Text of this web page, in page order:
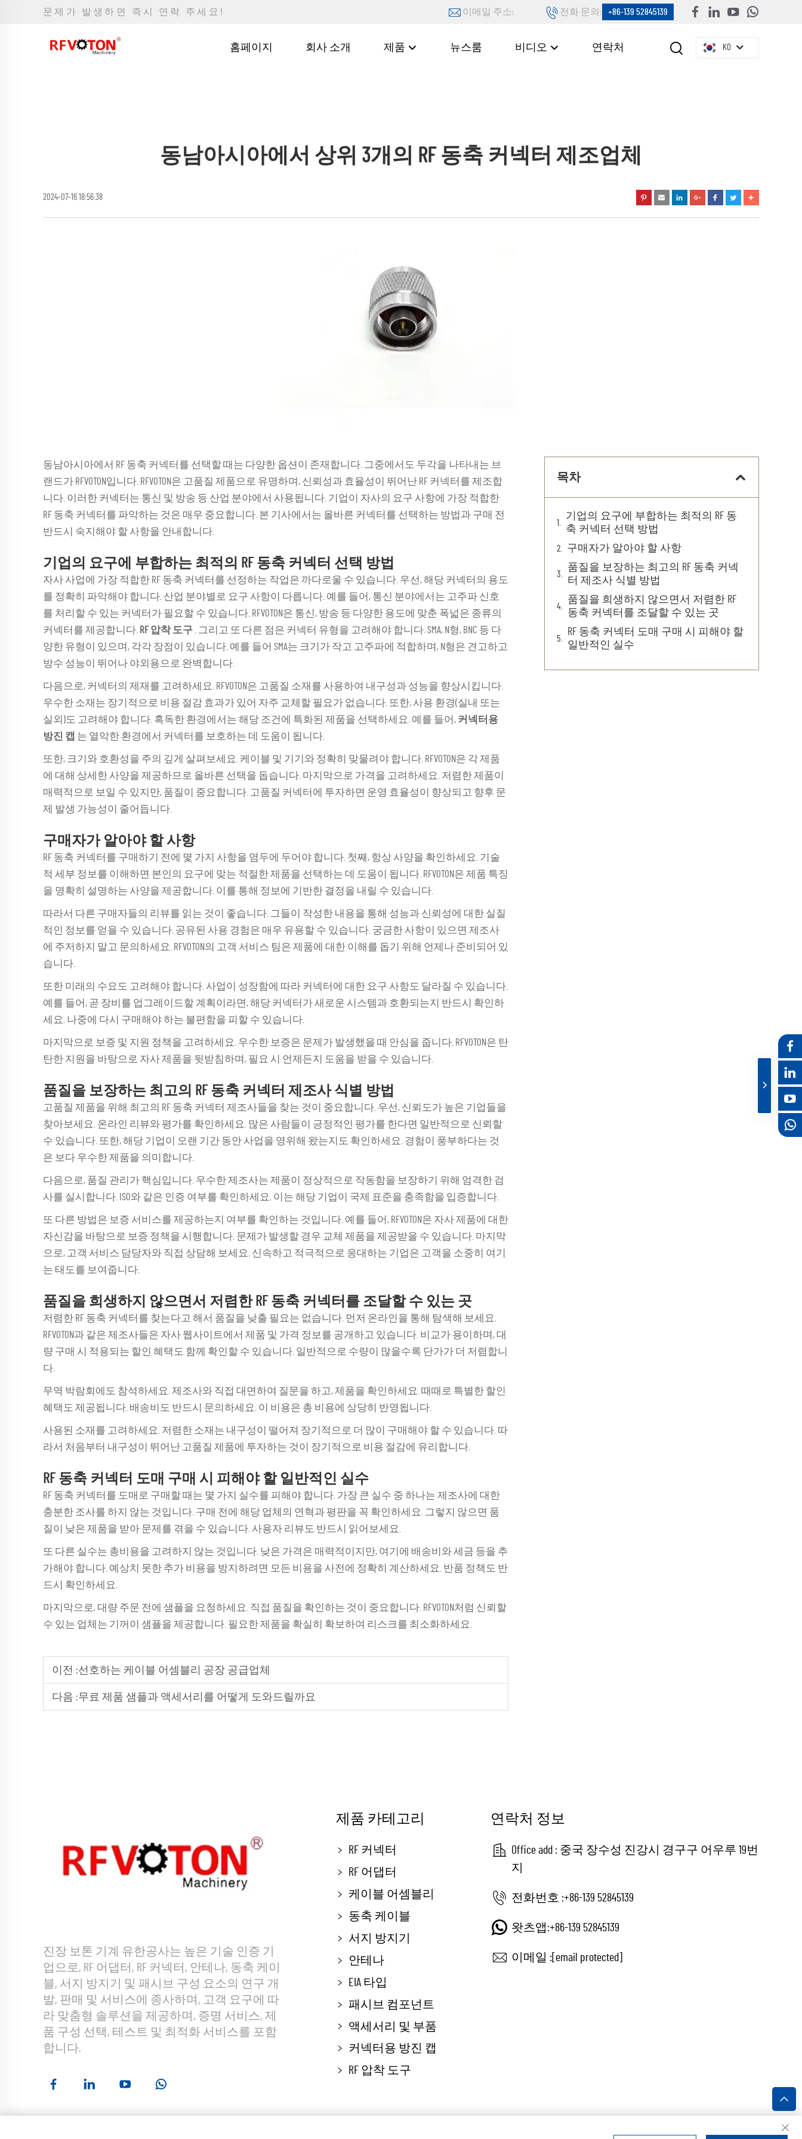
문제가 발생하면 즉시 연락 주세요! 이메일 주소: 전화 문의: +86-139 52845139
홈페이지 회사 소개 제품 뉴스룸 비디오 연락처 KO
동남아시아에서 상위 3개의 RF 동축 커넥터 제조업체
2024-07-16 18:56:38
동남아시아에서 RF 동축 커넥터를 선택할 때는 다양한 옵션이 존재합니다. 그중에서도 두각을 나타내는 브
랜드가 RFVOTON입니다. RFVOTON은 고품질 제품으로 유명하며, 신뢰성과 효율성이 뛰어난 RF 커넥터를 제조합
니다. 이러한 커넥터는 통신 및 방송 등 산업 분야에서 사용됩니다. 기업이 자사의 요구 사항에 가장 적합한
RF 동축 커넥터를 파악하는 것은 매우 중요합니다. 본 기사에서는 올바른 커넥터를 선택하는 방법과 구매 전
반드시 숙지해야 할 사항을 안내합니다.
기업의 요구에 부합하는 최적의 RF 동축 커넥터 선택 방법
자사 사업에 가장 적합한 RF 동축 커넥터를 선정하는 작업은 까다로울 수 있습니다. 우선, 해당 커넥터의 용도
를 정확히 파악해야 합니다. 산업 분야별로 요구 사항이 다릅니다. 예를 들어, 통신 분야에서는 고주파 신호
를 처리할 수 있는 커넥터가 필요할 수 있습니다. RFVOTON은 통신, 방송 등 다양한 용도에 맞춘 폭넓은 종류의
커넥터를 제공합니다. RF 압착 도구
. 그리고 또 다른 점은 커넥터 유형을 고려해야 합니다. SMA, N형, BNC 등 다
양한 유형이 있으며, 각각 장점이 있습니다. 예를 들어 SMA는 크기가 작고 고주파에 적합하며, N형은 견고하고
방수 성능이 뛰어나 야외용으로 완벽합니다.
다음으로, 커넥터의 제재를 고려하세요. RFVOTON은 고품질 소재를 사용하여 내구성과 성능을 향상시킵니다.
우수한 소재는 장기적으로 비용 절감 효과가 있어 자주 교체할 필요가 없습니다. 또한, 사용 환경(실내 또는
실외)도 고려해야 합니다. 혹독한 환경에서는 해당 조건에 특화된 제품을 선택하세요. 예를 들어, 커넥터용
방진 캡 는 열악한 환경에서 커넥터를 보호하는 데 도움이 됩니다.
또한, 크기와 호환성을 주의 깊게 살펴보세요. 케이블 및 기기와 정확히 맞물려야 합니다. RFVOTON은 각 제품
에 대해 상세한 사양을 제공하므로 올바른 선택을 돕습니다. 마지막으로 가격을 고려하세요. 저렴한 제품이
매력적으로 보일 수 있지만, 품질이 중요합니다. 고품질 커넥터에 투자하면 운영 효율성이 향상되고 향후 문
제 발생 가능성이 줄어듭니다.
구매자가 알아야 할 사항
RF 동축 커넥터를 구매하기 전에 몇 가지 사항을 염두에 두어야 합니다. 첫째, 항상 사양을 확인하세요. 기술
적 세부 정보를 이해하면 본인의 요구에 맞는 적절한 제품을 선택하는 데 도움이 됩니다. RFVOTON은 제품 특징
을 명확히 설명하는 사양을 제공합니다. 이를 통해 정보에 기반한 결정을 내릴 수 있습니다.
따라서 다른 구매자들의 리뷰를 읽는 것이 좋습니다. 그들이 작성한 내용을 통해 성능과 신뢰성에 대한 실질
적인 정보를 얻을 수 있습니다. 공유된 사용 경험은 매우 유용할 수 있습니다. 궁금한 사항이 있으면 제조사
에 주저하지 말고 문의하세요. RFVOTON의 고객 서비스 팀은 제품에 대한 이해를 돕기 위해 언제나 준비되어 있
습니다.
또한 미래의 수요도 고려해야 합니다. 사업이 성장함에 따라 커넥터에 대한 요구 사항도 달라질 수 있습니다.
예를 들어, 곧 장비를 업그레이드할 계획이라면, 해당 커넥터가 새로운 시스템과 호환되는지 반드시 확인하
세요. 나중에 다시 구매해야 하는 불편함을 피할 수 있습니다.
마지막으로 보증 및 지원 정책을 고려하세요. 우수한 보증은 문제가 발생했을 때 안심을 줍니다. RFVOTON은 탄
탄한 지원을 바탕으로 자사 제품을 뒷받침하며, 필요 시 언제든지 도움을 받을 수 있습니다.
품질을 보장하는 최고의 RF 동축 커넥터 제조사 식별 방법
고품질 제품을 위해 최고의 RF 동축 커넥터 제조사들을 찾는 것이 중요합니다. 우선, 신뢰도가 높은 기업들을
찾아보세요. 온라인 리뷰와 평가를 확인하세요. 많은 사람들이 긍정적인 평가를 한다면 일반적으로 신뢰할
수 있습니다. 또한, 해당 기업이 오랜 기간 동안 사업을 영위해 왔는지도 확인하세요. 경험이 풍부하다는 것
은 보다 우수한 제품을 의미합니다.
다음으로, 품질 관리가 핵심입니다. 우수한 제조사는 제품이 정상적으로 작동함을 보장하기 위해 엄격한 검
사를 실시합니다. ISO와 같은 인증 여부를 확인하세요. 이는 해당 기업이 국제 표준을 충족함을 입증합니다.
또 다른 방법은 보증 서비스를 제공하는지 여부를 확인하는 것입니다. 예를 들어, RFVOTON은 자사 제품에 대한
자신감을 바탕으로 보증 정책을 시행합니다. 문제가 발생할 경우 교체 제품을 제공받을 수 있습니다. 마지막
으로, 고객 서비스 담당자와 직접 상담해 보세요. 신속하고 적극적으로 응대하는 기업은 고객을 소중히 여기
는 태도를 보여줍니다.
품질을 희생하지 않으면서 저렴한 RF 동축 커넥터를 조달할 수 있는 곳
저렴한 RF 동축 커넥터를 찾는다고 해서 품질을 낮출 필요는 없습니다. 먼저 온라인을 통해 탐색해 보세요.
RFVOTON과 같은 제조사들은 자사 웹사이트에서 제품 및 가격 정보를 공개하고 있습니다. 비교가 용이하며, 대
량 구매 시 적용되는 할인 혜택도 함께 확인할 수 있습니다. 일반적으로 수량이 많을수록 단가가 더 저렴합니
다.
무역 박람회에도 참석하세요. 제조사와 직접 대면하여 질문을 하고, 제품을 확인하세요. 때때로 특별한 할인
혜택도 제공됩니다. 배송비도 반드시 문의하세요. 이 비용은 총 비용에 상당히 반영됩니다.
사용된 소재를 고려하세요. 저렴한 소재는 내구성이 떨어져 장기적으로 더 많이 구매해야 할 수 있습니다. 따
라서 처음부터 내구성이 뛰어난 고품질 제품에 투자하는 것이 장기적으로 비용 절감에 유리합니다.
RF 동축 커넥터 도매 구매 시 피해야 할 일반적인 실수
RF 동축 커넥터를 도매로 구매할 때는 몇 가지 실수를 피해야 합니다. 가장 큰 실수 중 하나는 제조사에 대한
충분한 조사를 하지 않는 것입니다. 구매 전에 해당 업체의 연혁과 평판을 꼭 확인하세요. 그렇지 않으면 품
질이 낮은 제품을 받아 문제를 겪을 수 있습니다. 사용자 리뷰도 반드시 읽어보세요.
또 다른 실수는 총비용을 고려하지 않는 것입니다. 낮은 가격은 매력적이지만, 여기에 배송비와 세금 등을 추
가해야 합니다. 예상치 못한 추가 비용을 방지하려면 모든 비용을 사전에 정확히 계산하세요. 반품 정책도 반
드시 확인하세요.
마지막으로, 대량 주문 전에 샘플을 요청하세요. 직접 품질을 확인하는 것이 중요합니다. RFVOTON처럼 신뢰할
수 있는 업체는 기꺼이 샘플을 제공합니다. 필요한 제품을 확실히 확보하여 리스크를 최소화하세요.
이전 :선호하는 케이블 어셈블리 공장 공급업체
다음 :무료 제품 샘플과 액세서리를 어떻게 도와드릴까요
목차
기업의 요구에 부합하는 최적의 RF 동
축 커넥터 선택 방법
구매자가 알아야 할 사항
품질을 보장하는 최고의 RF 동축 커넥
터 제조사 식별 방법
품질을 희생하지 않으면서 저렴한 RF
동축 커넥터를 조달할 수 있는 곳
RF 동축 커넥터 도매 구매 시 피해야 할
일반적인 실수
진장 보톤 기계 유한공사는 높은 기술 인증 기
업으로, RF 어댑터, RF 커넥터, 안테나, 동축 케이
블, 서지 방지기 및 패시브 구성 요소의 연구 개
발, 판매 및 서비스에 종사하며, 고객 요구에 따
라 맞춤형 솔루션을 제공하며, 증명 서비스, 제
품 구성 선택, 테스트 및 최적화 서비스를 포함
합니다.
제품 카테고리
RF 커넥터
RF 어댑터
케이블 어셈블리
동축 케이블
서지 방지기
안테나
EIA 타입
패시브 컴포넌트
액세서리 및 부품
커넥터용 방진 캡
RF 압착 도구
연락처 정보
Office add : 중국 장수성 진강시 경구구 어우루 19번
지
전화번호 :+86-139 52845139
왓츠앱:+86-139 52845139
이메일 : [email protected]